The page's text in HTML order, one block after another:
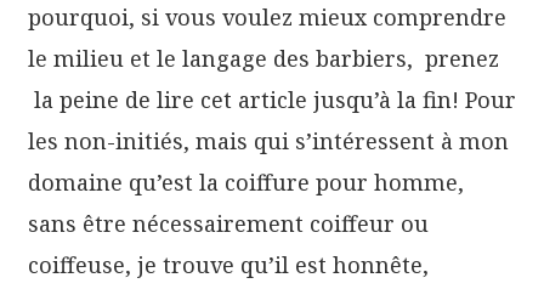
pourquoi, si vous voulez mieux comprendre
le milieu et le langage des barbiers, prenez
la peine de lire cet article jusqu’à la fin! Pour
les non-initiés, mais qui s’intéressent à mon
domaine qu’est la coiffure pour homme,
sans être nécessairement coiffeur ou
coiffeuse, je trouve qu’il est honnête,